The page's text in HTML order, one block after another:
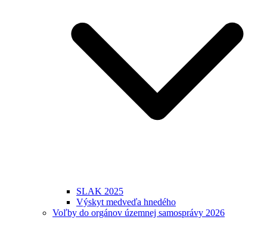
SLAK 2025
Výskyt medveďa hnedého
Voľby do orgánov územnej samosprávy 2026